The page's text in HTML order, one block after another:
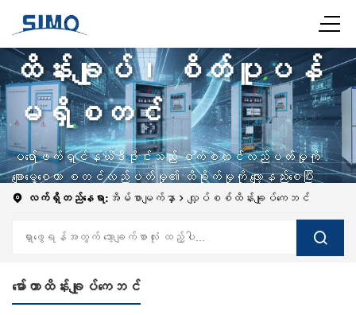
တိကျမှန်ကန်စွာ
ထိန်းချုပ်၊ စိတ်ပူပန်
မရှိစတင်
ပရော်ဖက်ရှင်နယ်ဒီဇိုင်းသည် စက်စတင်လည်ပတ်မှုကို
ချောမွေ့စေကာ စတင်လည်ပတ်မှု၏ ထိခိုက်မှုကို လျော့နည်းစေပြီး
မော်တာ၏ အသက်တာကို တိုးချဲ့ကာ စက်မှုထုတ်လုပ်မှုတွင် ပိုမို
လက်ရှိတည်နေရာ: အိမ်စာမျက်နှာ လျှပ်စစ်ထိန်းချုပ်ကေဘင်
မော်တာထိန်းချုပ်ကေဘင်